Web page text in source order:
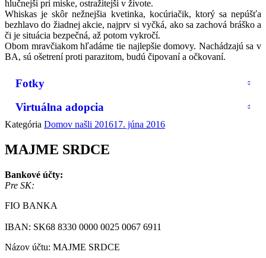
hlučnejší pri miske, ostražitejší v živote.
Whiskas je skôr nežnejšia kvetinka, kocúriačik, ktorý sa nepúšťa
bezhlavo do žiadnej akcie, najprv si vyčká, ako sa zachová bráško a
či je situácia bezpečná, až potom vykročí.
Obom mravčiakom hľadáme tie najlepšie domovy. Nachádzajú sa v
BA, sú ošetrení proti parazitom, budú čipovaní a očkovaní.
Fotky
Virtuálna adopcia
Kategória Domov našli 201617. júna 2016
MAJME SRDCE
Bankové účty:
Pre SK:
FIO BANKA
IBAN: SK68 8330 0000 0025 0067 6911
Názov účtu: MAJME SRDCE